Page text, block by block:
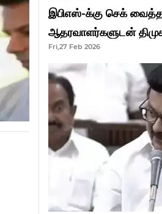
இபிஎஸ்-க்கு செக்
ஆதரவாளர்களுடன்
Fri,27 Feb 2026